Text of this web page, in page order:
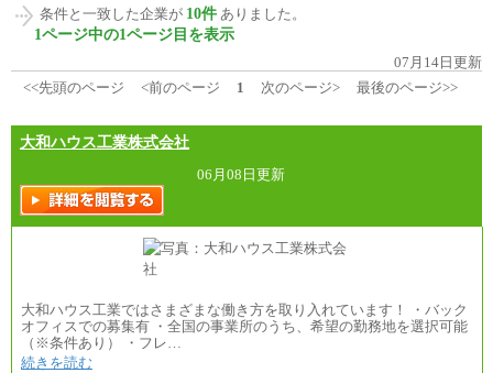
条件と一致した企業が 10件 ありました。
1ページ中の1ページ目を表示
07月14日更新
<<先頭のページ
<前のページ 1 次のページ> 最後のページ>>
大和ハウス工業株式会社
06月08日更新
大和ハウス工業ではさまざまな働き方を取り入れています！ ・バック
オフィスでの募集有 ・全国の事業所のうち、希望の勤務地を選択可能
（※条件あり） ・フレ…
続きを読む